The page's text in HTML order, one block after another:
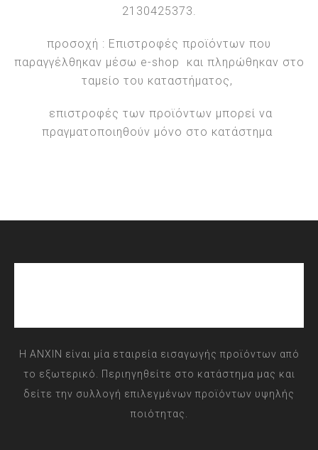
2130425373.
προσοχή : Επιστροφές προϊόντων που
παραγγέλθηκαν μέσω e-shop και πληρώθηκαν στο
ταμείο του καταστήματος,
επιστροφές των προϊόντων μπορεί να
πραγματοποιηθούν μόνο στο κατάστημα
Η ANXIN είναι μία εταιρεία εισαγωγής προϊόντων από
το εξωτερικό. Περιηγηθείτε στο κατάστημα μας και
δείτε την συλλογή επιλεγμένων προϊόντων υψηλής
ποιότητας.